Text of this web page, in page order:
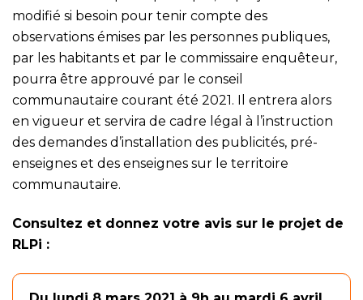
modifié si besoin pour tenir compte des
observations émises par les personnes publiques,
par les habitants et par le commissaire enquêteur,
pourra être approuvé par le conseil
communautaire courant été 2021. Il entrera alors
en vigueur et servira de cadre légal à l’instruction
des demandes d’installation des publicités, pré-
enseignes et des enseignes sur le territoire
communautaire.
Consultez et donnez votre avis sur le projet de
RLPi :